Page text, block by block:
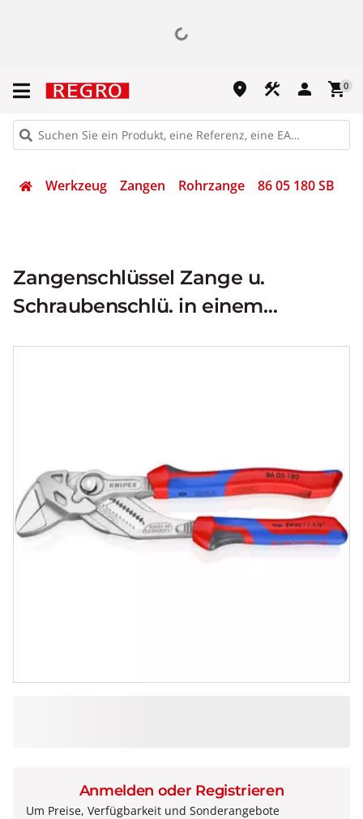
place construction person shopping_cart0
Werkzeug Zangen Rohrzange 86 05 180 SB
Zangenschlüssel Zange u.
Schraubenschlü. in einem
Anmelden oder Registrieren
Um Preise, Verfügbarkeit und Sonderangebote